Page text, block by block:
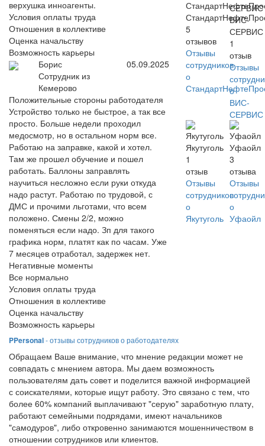
верхушка инноагенты.
Условия оплаты труда
Отношения в коллективе
Оценка начальству
Возможность карьеры
Борис
Сотрудник из
Кемерово
05.09.2025
Положительные стороны работодателя
Устройство только не быстрое, а так все
просто. Больше недели проходил
медосмотр, но в остальном норм все.
Работаю на заправке, какой и хотел.
Там же прошел обучение и пошел
работать. Баллоны заправлять
научиться несложно если руки откуда
надо растут. Работаю по трудовой, с
ДМС и прочими льготами, что всем
положено. Смены 2/2, можно
поменяться если надо. Зп для такого
графика норм, платят как по часам. Уже
7 месяцев отработал, задержек нет.
Негативные моменты
Все нормально
Условия оплаты труда
Отношения в коллективе
Оценка начальству
Возможность карьеры
5
отзывов
Отзывы
сотрудников
о
ВИС-
СЕРВИС
1
отзыв
Отзывы
о
ВИС-
СЕРВИС
Якутуголь
1
отзыв
Отзывы
сотрудников
о
Якутуголь
Уфаойл
3
отзыва
Отзывы
о
Уфаойл
PPersonal- отзывы сотрудников о работодателях
Обращаем Ваше внимание, что мнение редакции может не
совпадать с мнением автора. Мы даем возможность
пользователям дать совет и поделится важной информацией
с соискателями, которые ищут работу. Это связано с тем, что
более 60% компаний выплачивают "серую" заработную плату,
работают семейными подрядами, имеют начальников
"самодуров", либо откровенно занимаются мошенничеством в
отношении сотрудников или клиентов.